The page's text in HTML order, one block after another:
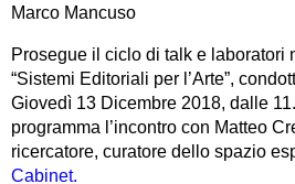
Marco Mancuso
Prosegue il ciclo di talk e laboratori
“Sistemi Editoriali per l’Arte”,
Giovedì 13 Dicembre 2018, dalle
programma l’incontro con Matteo
ricercatore, curatore dello spazio
Cabinet.